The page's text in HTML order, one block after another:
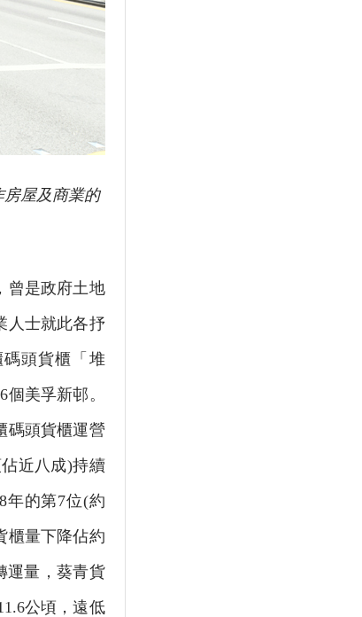
屋及商業的
是政府土地
人士就此各抒
頭貨櫃「堆
美孚新邨。
碼頭貨櫃運營
近八成)持續
年的第7位(約
櫃量下降佔約
運量，葵青貨
公頃，遠低